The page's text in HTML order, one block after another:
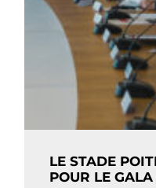
LE STADE
POUR LE